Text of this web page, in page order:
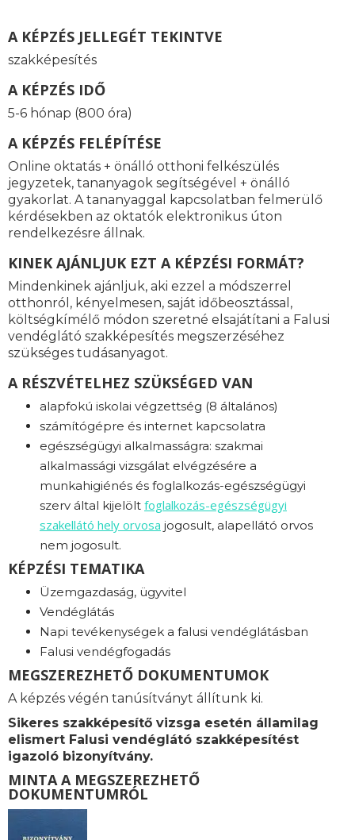
A KÉPZÉS JELLEGÉT TEKINTVE
szakképesítés
A KÉPZÉS IDŐ
5-6 hónap (800 óra)
A KÉPZÉS FELÉPÍTÉSE
Online oktatás + önálló otthoni felkészülés
jegyzetek, tananyagok segítségével + önálló
gyakorlat. A tananyaggal kapcsolatban felmerülő
kérdésekben az oktatók elektronikus úton
rendelkezésre állnak.
KINEK AJÁNLJUK EZT A KÉPZÉSI FORMÁT?
Mindenkinek ajánljuk, aki ezzel a módszerrel
otthonról, kényelmesen, saját időbeosztással,
költségkímélő módon szeretné elsajátítani a Falusi
vendéglátó szakképesítés megszerzéséhez
szükséges tudásanyagot.
A RÉSZVÉTELHEZ SZÜKSÉGED VAN
alapfokú iskolai végzettség (8 általános)
számítógépre és internet kapcsolatra
egészségügyi alkalmasságra: szakmai
alkalmassági vizsgálat elvégzésére a
munkahigiénés és foglalkozás-egészségügyi
szerv által kijelölt foglalkozás-egészségügyi
szakellátó hely orvosa jogosult, alapellátó orvos
nem jogosult.
KÉPZÉSI TEMATIKA
Üzemgazdaság, ügyvitel
Vendéglátás
Napi tevékenységek a falusi vendéglátásban
Falusi vendégfogadás
MEGSZEREZHETŐ DOKUMENTUMOK
A képzés végén tanúsítványt állítunk ki.
Sikeres szakképesítő vizsga esetén államilag
elismert Falusi vendéglátó szakképesítést
igazoló bizonyítvány.
MINTA A MEGSZEREZHETŐ
DOKUMENTUMRÓL